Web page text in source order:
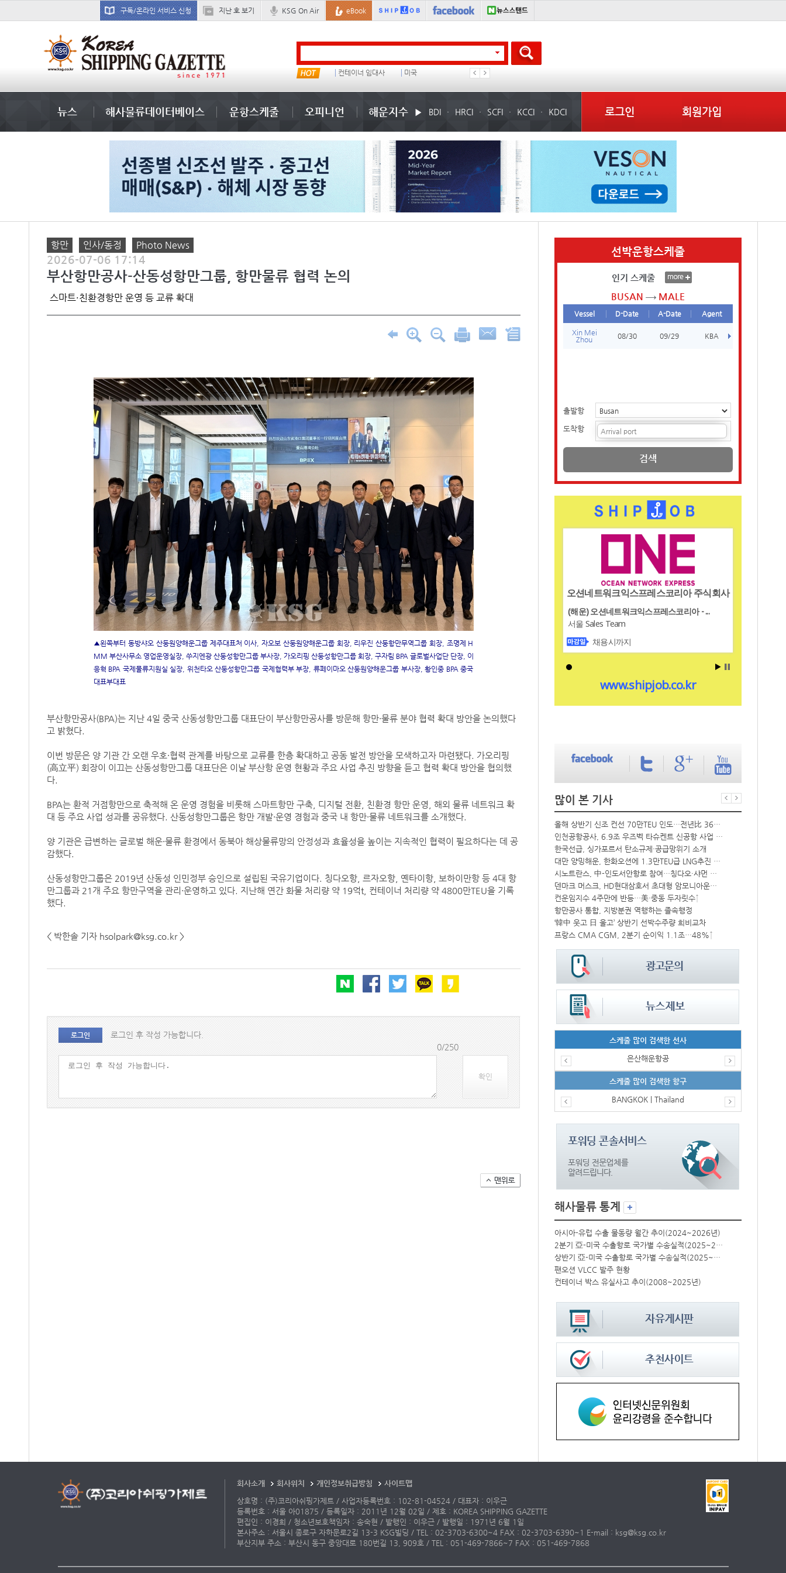
구독/온라인 서비스 신청 지난 호 보기 KSG On Air eBook
미중 컨테이너 임대사 미국 ���ͤ
뉴스 해사물류데이터베이스 운항스케줄 오피니언 해운지수 BDI HRCI SCFI KCCI KDCI 로그인 회원가입
항만 인사/동정 Photo News
2026-07-06 17:14
부산항만공사-산동성항만그룹, 항만물류 협력 논의
스마트·친환경항만 운영 등 교류 확대
▲왼쪽부터 동방샤오 산둥원양해운그룹 제주대표처 이사, 자오보 산둥원양해운그룹 회장, 리우진 산둥항만무역그룹 회장, 조명제 H
MM 부산사무소 영업운영실장, 쑤지엔광 산둥성항만그룹 부사장, 가오리핑 산둥성항만그룹 회장, 구자림 BPA 글로벌사업단 단장, 이
응혁 BPA 국제물류지원실 실장, 위천타오 산둥성항만그룹 국제협력부 부장, 류페이마오 산둥원양해운그룹 부사장, 황인중 BPA 중국
대표부대표
부산항만공사(BPA)는 지난 4일 중국 산동성항만그룹 대표단이 부산항만공사를 방문해 항만·물류 분야 협력 확대 방안을 논의했다
고 밝혔다.
이번 방문은 양 기관 간 오랜 우호·협력 관계를 바탕으로 교류를 한층 확대하고 공동 발전 방안을 모색하고자 마련됐다. 가오리핑
(高立平) 회장이 이끄는 산동성항만그룹 대표단은 이날 부산항 운영 현황과 주요 사업 추진 방향을 듣고 협력 확대 방안을 협의했
다.
BPA는 환적 거점항만으로 축적해 온 운영 경험을 비롯해 스마트항만 구축, 디지털 전환, 친환경 항만 운영, 해외 물류 네트워크 확
대 등 주요 사업 성과를 공유했다. 산동성항만그룹은 항만 개발·운영 경험과 중국 내 항만·물류 네트워크를 소개했다.
양 기관은 급변하는 글로벌 해운·물류 환경에서 동북아 해상물류망의 안정성과 효율성을 높이는 지속적인 협력이 필요하다는 데 공
감했다.
산동성항만그룹은 2019년 산동성 인민정부 승인으로 설립된 국유기업이다. 칭다오항, 르자오항, 옌타이항, 보하이만항 등 4대 항
만그룹과 21개 주요 항만구역을 관리·운영하고 있다. 지난해 연간 화물 처리량 약 19억t, 컨테이너 처리량 약 4800만TEU을 기록
했다.
< 박한솔 기자 hsolpark@ksg.co.kr >
로그인
로그인 후 작성 가능합니다.
0/250
확인
선박운항스케줄
인기 스케줄
BUSAN MALE
Vessel D-Date A-Date Agent
Xin Mei
Zhou
08/30 09/29 KBA
출발항
도착항
검색
많이 본 기사
인사/ 해양수산부
올해 상반기 신조 컨선 70만TEU 인도…전년比 36% 감소
인천공항공사, 6.9조 우즈벡 타슈켄트 신공항 사업 참여
한국선급, 싱가포르서 탄소규제·공급망위기 소개
대만 양밍해운, 한화오션에 1.3만TEU급 LNG추진 컨선 6척 발주
시노트란스, 中-인도서안항로 참여…칭다오·샤먼 직항
덴마크 머스크, HD현대삼호서 초대형 암모니아운반선 인도받아
컨운임지수 4주만에 반등…美·중동 두자릿수↑
항만공사 통합, 지방분권 역행하는 졸속행정
‘韓中 웃고 日 울고’ 상반기 선박수주량 희비교차
프랑스 CMA CGM, 2분기 순이익 1.1조…48%↑
스케줄 많이 검색한 선사
(주)맥스피드 은산해운항공
스케줄 많이 검색한 항구
MUMBAI | India BANGKOK | Thailand
해사물류 통계
아시아-유럽 수출 물동량 월간 추이(2024~2026년)
2분기 亞-미국 수출항로 국가별 수송실적(2025~2026년)
상반기 亞-미국 수출항로 국가별 수송실적(2025~2026년)
팬오션 VLCC 발주 현황
컨테이너 박스 유실사고 추이(2008~2025년)
회사소개 회사위치 개인정보취급방침
사이트맵
상호명 : (주)코리아쉬핑가제트 / 사업자등록번호 : 102-81-04524 / 대표자 : 이우근
등록번호 : 서울 아01875 / 등록일자 : 2011년 12월 02일 / 제호 : KOREA SHIPPING GAZETTE
편집인 : 이경희 / 청소년보호책임자 : 송숙현 / 발행인 : 이우근 / 발행일 : 1971년 6월 1일
본사주소 : 서울시 종로구 자하문로2길 13-3 KSG빌딩 / TEL : 02-3703-6300~4 FAX : 02-3703-6390~1 E-mail : ksg@ksg.co.kr
부산지부 주소 : 부산시 동구 중앙대로 180번길 13, 909호 / TEL : 051-469-7866~7 FAX : 051-469-7868